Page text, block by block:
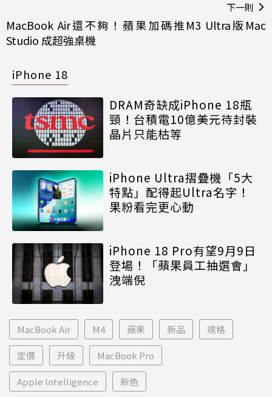
下一則
MacBook Air還不夠！蘋果加碼推M3 Ultra版Mac
Studio 成超強桌機
iPhone 18
DRAM奇缺成iPhone 18瓶
頸！台積電10億美元待封裝
晶片只能枯等
iPhone Ultra摺疊機「5大
特點」配得起Ultra名字！
果粉看完更心動
iPhone 18 Pro有望9月9日
登場！「蘋果員工抽選會」
洩端倪
MacBook Air M4 蘋果 新品 規格
定價 升級 MacBook Pro
Apple Intelligence 新色